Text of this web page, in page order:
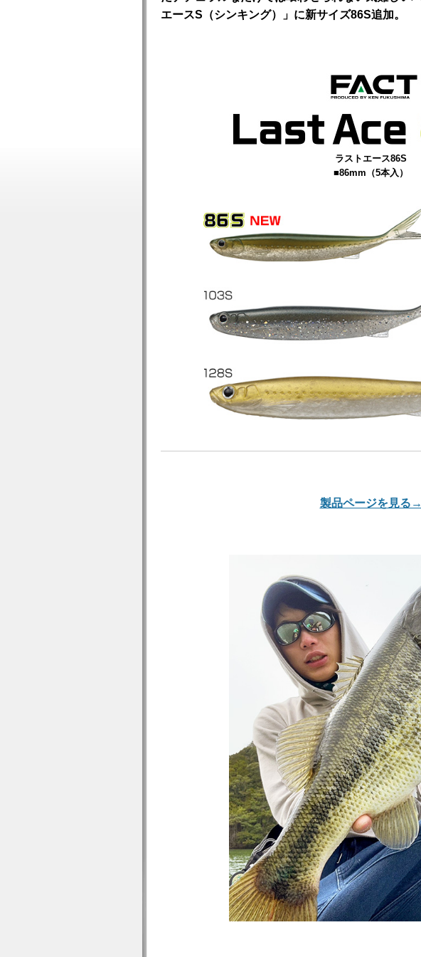
エースS（シンキング）」に新サイズ86S追加。
ラストエース86S
■86mm（5本入）
製品ページを見る→